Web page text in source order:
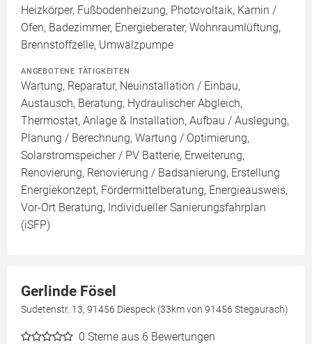
Heizkörper, Fußbodenheizung, Photovoltaik, Kamin /
Ofen, Badezimmer, Energieberater, Wohnraumlüftung,
Brennstoffzelle, Umwälzpumpe
ANGEBOTENE TÄTIGKEITEN
Wartung, Reparatur, Neuinstallation / Einbau,
Austausch, Beratung, Hydraulischer Abgleich,
Thermostat, Anlage & Installation, Aufbau / Auslegung,
Planung / Berechnung, Wartung / Optimierung,
Solarstromspeicher / PV Batterie, Erweiterung,
Renovierung, Renovierung / Badsanierung, Erstellung
Energiekonzept, Fördermittelberatung, Energieausweis,
Vor-Ort Beratung, Individueller Sanierungsfahrplan
(iSFP)
Gerlinde Fösel
Sudetenstr. 13, 91456 Diespeck (33km von 91456 Stegaurach)
0 Sterne aus 6 Bewertungen